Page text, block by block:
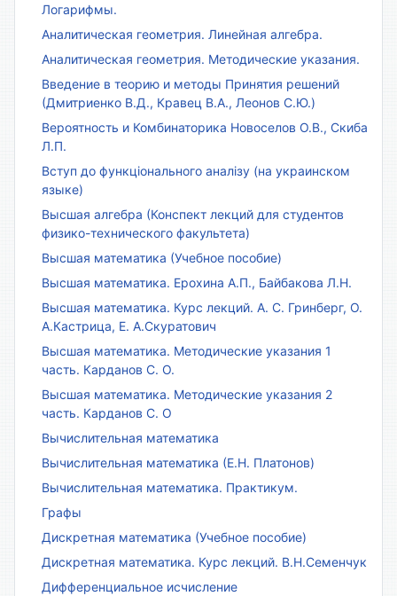
Логарифмы.
Аналитическая геометрия. Линейная алгебра.
Аналитическая геометрия. Методические указания.
Введение в теорию и методы Принятия решений
(Дмитриенко В.Д., Кравец В.А., Леонов С.Ю.)
Вероятность и Комбинаторика Новоселов О.В., Скиба
Л.П.
Вступ до функціонального аналізу (на украинском
языке)
Высшая алгебра (Конспект лекций для студентов
физико-технического факультета)
Высшая математика (Учебное пособие)
Высшая математика. Ерохина А.П., Байбакова Л.Н.
Высшая математика. Курс лекций. А. С. Гринберг, О.
А.Кастрица, Е. А.Скуратович
Высшая математика. Методические указания 1
часть. Карданов С. О.
Высшая математика. Методические указания 2
часть. Карданов С. О
Вычислительная математика
Вычислительная математика (Е.Н. Платонов)
Вычислительная математика. Практикум.
Графы
Дискретная математика (Учебное пособие)
Дискретная математика. Курс лекций. В.Н.Семенчук
Дифференциальное исчисление